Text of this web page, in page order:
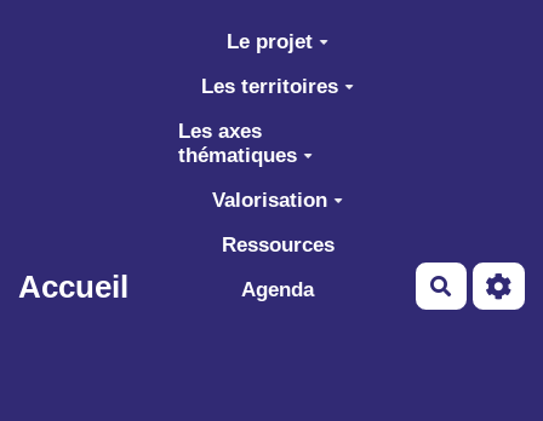
Aller au contenu principal
Accueil
Le projet
Les territoires
Les axes
thématiques
Valorisation
Ressources
Agenda